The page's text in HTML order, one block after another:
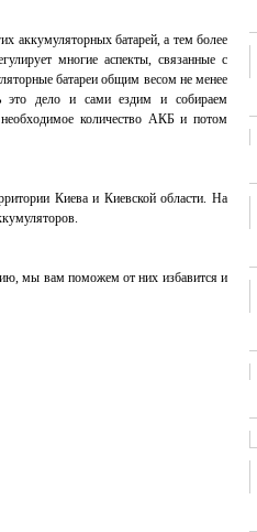
аккумуляторных батарей, а тем более
многие аспекты, связанные с
батареи общим весом не менее
это дело и сами ездим и собираем
количество АКБ и потом
Киева и Киевской области. На
мы вам поможем от них избавится и